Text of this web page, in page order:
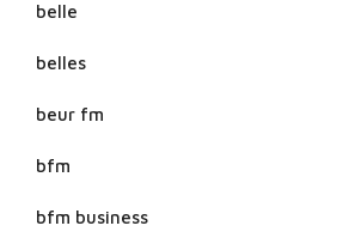
belle
belles
beur fm
bfm
bfm business